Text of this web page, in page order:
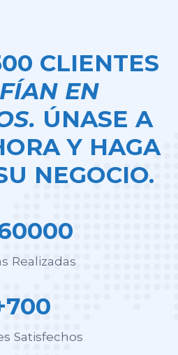
CLIENTES
EN
ÚNASE A
Y HAGA
NEGOCIO.
Realizadas
Satisfechos